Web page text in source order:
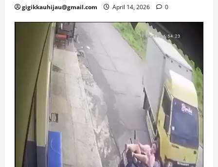
gigikkauhijau@gmail.com April 14, 2026 0